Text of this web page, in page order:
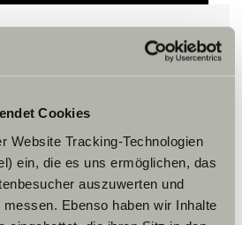
Cookies
Website Tracking-Technologien
ein, die es uns ermöglichen, das
auszuwerten und
Ebenso haben wir Inhalte
des cookies